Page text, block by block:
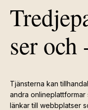
ser och
Tjänsterna kan
andra
länkar till webbplatser